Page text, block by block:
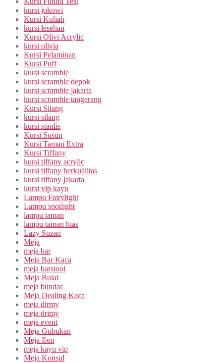
kursi jokowi
Kursi Kuliah
kursi lesehan
Kursi Olivi Acrylic
kursi olivia
Kursi Pelaminan
Kursi Puff
kursi scramble
kursi scramble depok
kursi scramble jakarta
kursi scramble tangerang
Kursi Silang
kursi silang
kursi stanlis
Kursi Susun
Kursi Taman Extra
Kursi Tiffany
kursi tiffany acrylic
kursi tiffany berkualitas
kursi tiffany jakarta
kursi vip kayu
Lampu Fairylight
Lampu spotlight
lampu taman
lampu taman hias
Lazy Suzan
Meja
meja bar
Meja Bar Kaca
meja barstool
Meja Bulat
meja bundar
Meja Dealing Kaca
meja dirmy
meja drimy
meja event
Meja Gubukan
Meja Ibm
meja kayu vip
Meja Konsul